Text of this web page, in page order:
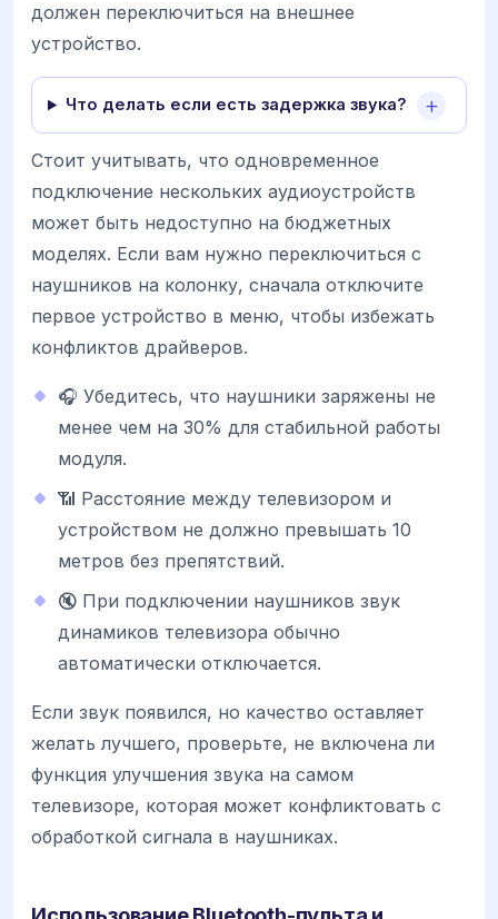
должен переключиться на внешнее
устройство.
Что делать если есть задержка звука?
Стоит учитывать, что одновременное
подключение нескольких аудиоустройств
может быть недоступно на бюджетных
моделях. Если вам нужно переключиться с
наушников на колонку, сначала отключите
первое устройство в меню, чтобы избежать
конфликтов драйверов.
🎧 Убедитесь, что наушники заряжены не
менее чем на 30% для стабильной работы
модуля.
📶 Расстояние между телевизором и
устройством не должно превышать 10
метров без препятствий.
🔇 При подключении наушников звук
динамиков телевизора обычно
автоматически отключается.
Если звук появился, но качество оставляет
желать лучшего, проверьте, не включена ли
функция улучшения звука на самом
телевизоре, которая может конфликтовать с
обработкой сигнала в наушниках.